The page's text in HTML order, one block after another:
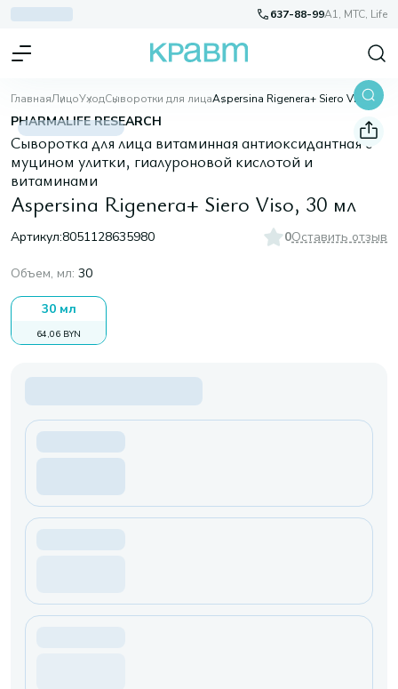
637-88-99A1, МТС, Life
ГлавнаяЛицоУходСыворотки для лица Aspersina Rigenera+ Siero Viso, 30 мл
PHARMALIFE RESEARCH
Сыворотка для лица витаминная антиоксидантная с
муцином улитки, гиалуроновой кислотой и
витаминами
Aspersina Rigenera+ Siero Viso, 30 мл
Артикул:8051128635980 0Оставить отзыв
Объем, мл: 30
30 мл
64,06 BYN